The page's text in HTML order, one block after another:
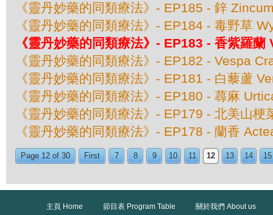
《靈丹妙藥的同類療法》- EP185 - 鋅
《靈丹妙藥的同類療法》- EP184 - 毒野草
《靈丹妙藥的同類療法》- EP183 - 香紫羅
《靈丹妙藥的同類療法》- EP182 - Vespa
《靈丹妙藥的同類療法》- EP181 - 白藜蘆
《靈丹妙藥的同類療法》- EP180 - 蕁麻
《靈丹妙藥的同類療法》- EP179 - 北美山
《靈丹妙藥的同類療法》- EP178 - 蘭香
Page 12 of 30 First 7 8 9 10 11 12 13 14 15
主頁 Home 節目表 Program Table
關於我們 About us